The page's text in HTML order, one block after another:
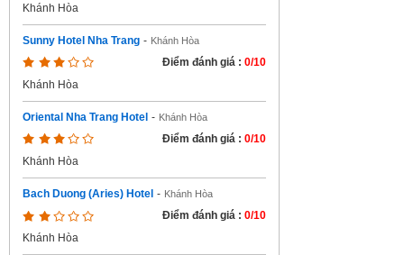
Khánh Hòa
Sunny Hotel Nha Trang - Khánh Hòa
Điểm đánh giá : 0/10
Khánh Hòa
Oriental Nha Trang Hotel - Khánh Hòa
Điểm đánh giá : 0/10
Khánh Hòa
Bach Duong (Aries) Hotel - Khánh Hòa
Điểm đánh giá : 0/10
Khánh Hòa